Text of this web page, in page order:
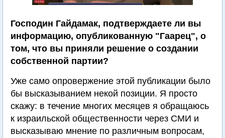
Господин Гайдамак, подтверждаете ли вы
информацию, опубликованную "Гаарец", о
том, что вы приняли решение о создании
собственной партии?
Уже само опровержение этой публикации было
бы высказыванием некой позиции. Я просто
скажу: в течение многих месяцев я обращаюсь
к израильской общественности через СМИ и
высказываю мнение по различным вопросам,